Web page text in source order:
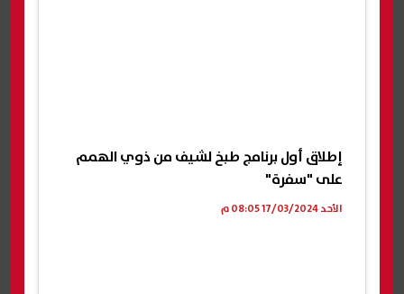
إطلاق أول برنامج طبخ لشيف من ذوي الهمم
على "سفرة"
الأحد 17/03/2024 08:05 م